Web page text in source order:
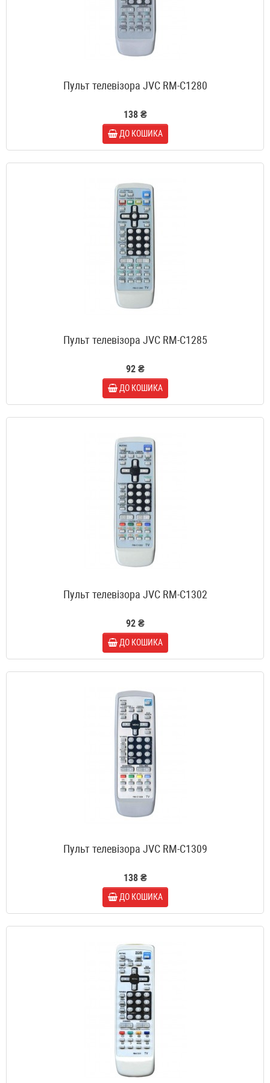
Пульт телевізора JVC RM-C1280
138 ₴
ДО КОШИКА
Пульт телевізора JVC RM-C1285
92 ₴
ДО КОШИКА
Пульт телевізора JVC RM-C1302
92 ₴
ДО КОШИКА
Пульт телевізора JVC RM-C1309
138 ₴
ДО КОШИКА